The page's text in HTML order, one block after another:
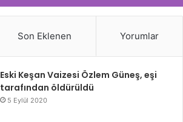
Son Eklenen Yorumlar
Eski Keşan Vaizesi Özlem Güneş, eşi
tarafından öldürüldü
5 Eylül 2020